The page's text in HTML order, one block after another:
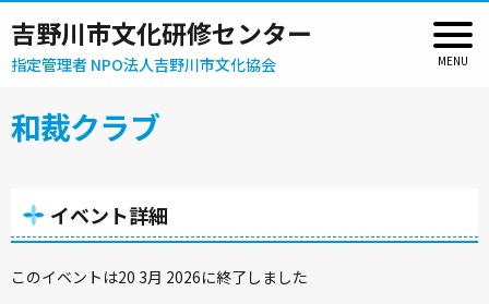
吉野川市文化研修センター
指定管理者 NPO法人吉野川市文化協会
和裁クラブ
イベント詳細
このイベントは20 3月 2026に終了しました